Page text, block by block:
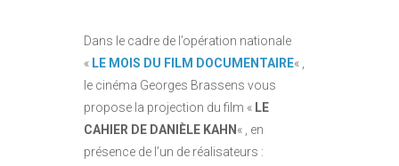
Dans le cadre de l’opération nationale
« LE MOIS DU FILM DOCUMENTAIRE« ,
le cinéma Georges Brassens vous
propose la projection du film « LE
CAHIER DE DANIÈLE KAHN « , en
présence de l’un de réalisateurs :